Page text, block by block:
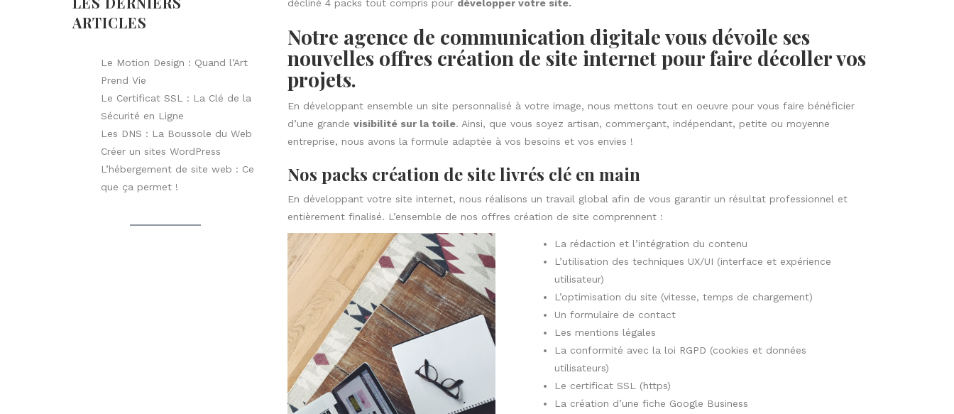
décliné 4 packs tout compris pour développer votre site.
Notre agence de communication digitale vous dévoile ses
nouvelles offres création de site internet pour faire décoller vos
projets.
En développant ensemble un site personnalisé à votre image, nous mettons tout en oeuvre pour vous faire bénéficier
d’une grande visibilité sur la toile. Ainsi, que vous soyez artisan, commerçant, indépendant, petite ou moyenne
entreprise, nous avons la formule adaptée à vos besoins et vos envies !
Nos packs création de site livrés clé en main
En développant votre site internet, nous réalisons un travail global afin de vous garantir un résultat professionnel et
entièrement finalisé. L’ensemble de nos offres création de site comprennent :
La rédaction et l’intégration du contenu
L’utilisation des techniques UX/UI (interface et expérience
utilisateur)
L’optimisation du site (vitesse, temps de chargement)
Un formulaire de contact
Les mentions légales
La conformité avec la loi RGPD (cookies et données
utilisateurs)
Le certificat SSL (https)
La création d’une fiche Google Business
ARTICLES
Le Motion Design : Quand l’Art
Prend Vie
Le Certificat SSL : La Clé de la
Sécurité en Ligne
Les DNS : La Boussole du Web
Créer un sites WordPress
L’hébergement de site web : Ce
que ça permet !